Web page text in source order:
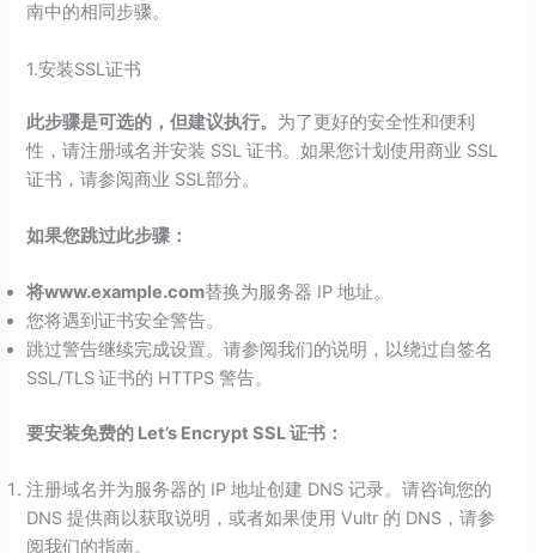
南中的相同步骤。
1.安装SSL证书
此步骤是可选的，但建议执行。 为了更好的安全性和便利
性，请注册域名并安装 SSL 证书。如果您计划使用商业 SSL
证书，请参阅商业 SSL部分。
如果您跳过此步骤：
将www.example.com替换为服务器 IP 地址。
您将遇到证书安全警告。
跳过警告继续完成设置。请参阅我们的说明，以绕过自签名
SSL/TLS 证书的 HTTPS 警告。
要安装免费的 Let’s Encrypt SSL 证书：
注册域名并为服务器的 IP 地址创建 DNS 记录。请咨询您的
DNS 提供商以获取说明，或者如果使用 Vultr 的 DNS，请参
阅我们的指南。